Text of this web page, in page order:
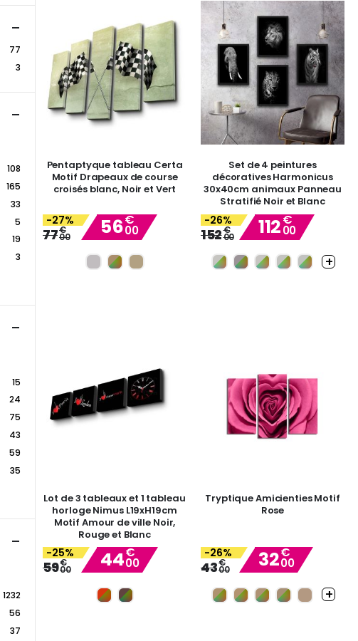
77
3
108
165
33
5
19
3
15
24
75
43
59
35
1232
56
37
Pentaptyque tableau Certa
Motif Drapeaux de course
croisés blanc, Noir et Vert
-27%
77€
00
Special
Price
56€
00
Set de 4 peintures
décoratives Harmonicus
30x40cm animaux Panneau
Stratifié Noir et Blanc
-26%
152€
00
Special
Price
112€
00
Lot de 3 tableaux et 1 tableau
horloge Nimus L19xH19cm
Motif Amour de ville Noir,
Rouge et Blanc
-25%
59€
00
Special
Price
44€
00
Tryptique Amicienties Motif
Rose
-26%
43€
00
Special
Price
32€
00